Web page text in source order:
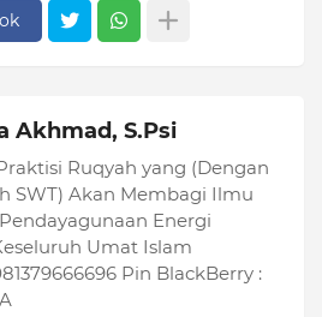
Akhmad, S.Psi
Ruqyah yang (Dengan
SWT) Akan Membagi Ilmu
Energi
Umat Islam
Pin BlackBerry :